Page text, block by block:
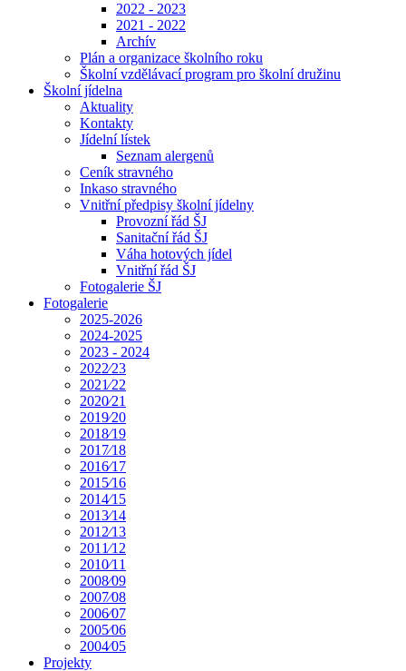
2022 - 2023
2021 - 2022
Archív
Plán a organizace školního roku
Školní vzdělávací program pro školní družinu
Školní jídelna
Aktuality
Kontakty
Jídelní lístek
Seznam alergenů
Ceník stravného
Inkaso stravného
Vnitřní předpisy školní jídelny
Provozní řád ŠJ
Sanitační řád ŠJ
Váha hotových jídel
Vnitřní řád ŠJ
Fotogalerie ŠJ
Fotogalerie
2025-2026
2024-2025
2023 - 2024
2022⁄23
2021⁄22
2020⁄21
2019⁄20
2018⁄19
2017⁄18
2016⁄17
2015⁄16
2014⁄15
2013⁄14
2012⁄13
2011⁄12
2010⁄11
2008⁄09
2007⁄08
2006⁄07
2005⁄06
2004⁄05
Projekty